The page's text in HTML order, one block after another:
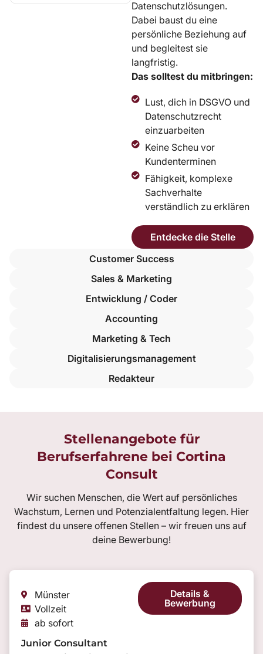
Customer Success
Sales & Marketing
Entwicklung / Coder
Accounting
Marketing & Tech
Digitalisierungsmanagement
Redakteur
Datenschutzlösungen.
Dabei baust du eine
persönliche Beziehung auf
und begleitest sie
langfristig.
Das solltest du mitbringen:
Lust, dich in DSGVO und
Datenschutzrecht
einzuarbeiten
Keine Scheu vor
Kundenterminen
Fähigkeit, komplexe
Sachverhalte
verständlich zu erklären
Entdecke die Stelle
Stellenangebote für
Berufserfahrene bei Cortina
Consult
Wir suchen Menschen, die Wert auf persönliches
Wachstum, Lernen und Potenzialentfaltung legen. Hier
findest du unsere offenen Stellen – wir freuen uns auf
deine Bewerbung!
Münster
Vollzeit
ab sofort
Junior Consultant
Details &
Bewerbung